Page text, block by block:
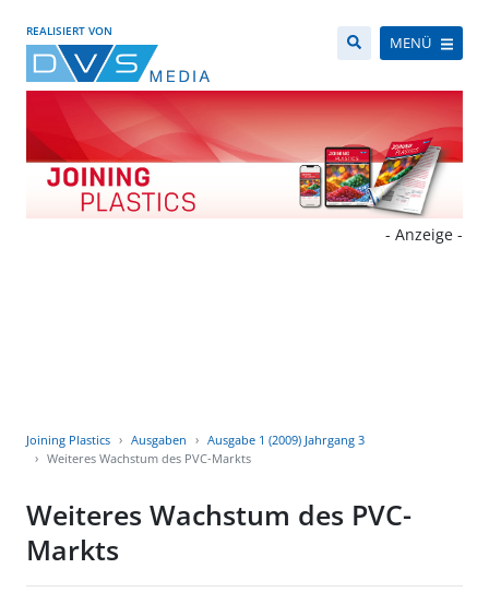
REALISIERT VON
MENÜ
- Anzeige -
Joining Plastics Ausgaben
Ausgabe 1 (2009) Jahrgang 3
Weiteres Wachstum des PVC-Markts
Weiteres Wachstum des PVC-
Markts